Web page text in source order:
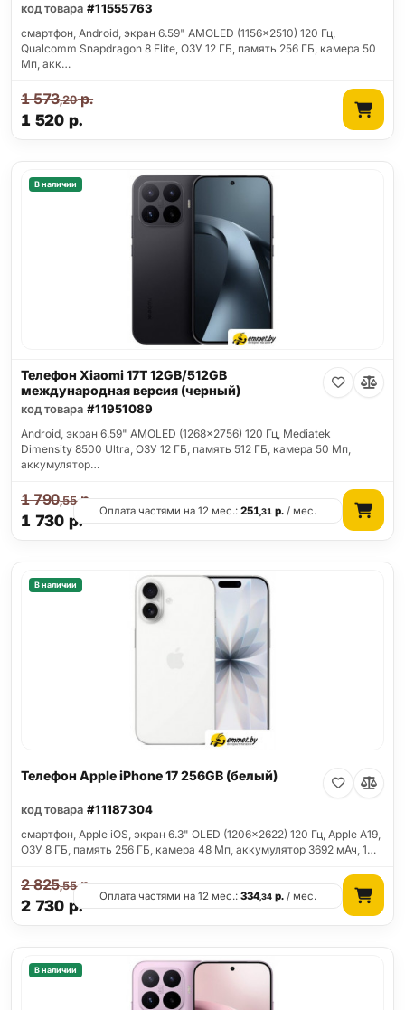
код товара #11555763
смартфон, Android, экран 6.59" AMOLED (1156x2510) 120 Гц,
Qualcomm Snapdragon 8 Elite, ОЗУ 12 ГБ, память 256 ГБ, камера 50
Мп, акк…
1 520 р.
1 573,20р.
В наличии
Телефон Xiaomi 17T 12GB/512GB
международная версия (черный)
код товара #11951089
Android, экран 6.59" AMOLED (1268x2756) 120 Гц, Mediatek
Dimensity 8500 Ultra, ОЗУ 12 ГБ, память 512 ГБ, камера 50 Мп,
аккумулятор…
1 730 р.
1 790,55р.
Оплата частями на 12 мес.:251,31 р. / мес.
В наличии
Телефон Apple iPhone 17 256GB (белый)
код товара #11187304
смартфон, Apple iOS, экран 6.3" OLED (1206x2622) 120 Гц, Apple A19,
ОЗУ 8 ГБ, память 256 ГБ, камера 48 Мп, аккумулятор 3692 мАч, 1…
2 730 р.
2 825,55р.
Оплата частями на 12 мес.:334,34 р. / мес.
В наличии